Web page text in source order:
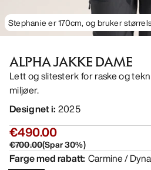
Stephanie er 170cm, og bruker
ALPHA JAKKE DAME
Lett og slitesterk for raske og
miljøer.
Designet i: 2025
€490.00
€700.00(Spar30%)
Farge med rabatt: Carmine /